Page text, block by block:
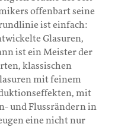
offenbart seine
ist einfach:
Glasuren,
ist ein Meister der
klassischen
mit feinem
mit
und Flussrändern in
eine nicht nur